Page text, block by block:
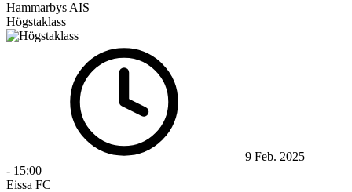
Hammarbys AIS
Högstaklass
9 Feb. 2025
- 15:00
Eissa FC